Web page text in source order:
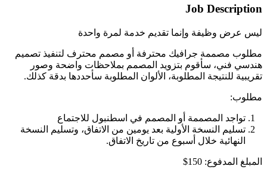
Job Description
ليس عرض وظيفة وإنما تقديم خدمة لمرة واحدة
مطلوب مصممة جرافيك محترفة أو مصمم محترف لتنفيذ تصميم
هندسي فني، سأقوم بتزويد المصمم بملاحظات واضحة وصور
تقريبية للنتيجة المطلوبة، الألوان المطلوبة سأحددها بدقة كذلك.
مطلوب:
تواجد المصممة أو المصمم في اسطنبول للاجتماع
تسليم النسخة الأولية بعد يومين من الاتفاق، وتسليم النسخة
النهائية خلال أسبوع من تاريخ الاتفاق.
المبلغ المدفوع: 150$